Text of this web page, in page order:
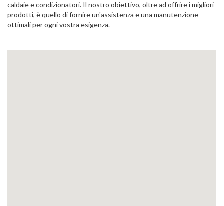
caldaie e condizionatori. Il nostro obiettivo, oltre ad offrire i migliori
prodotti, è quello di fornire un'assistenza e una manutenzione
ottimali per ogni vostra esigenza.